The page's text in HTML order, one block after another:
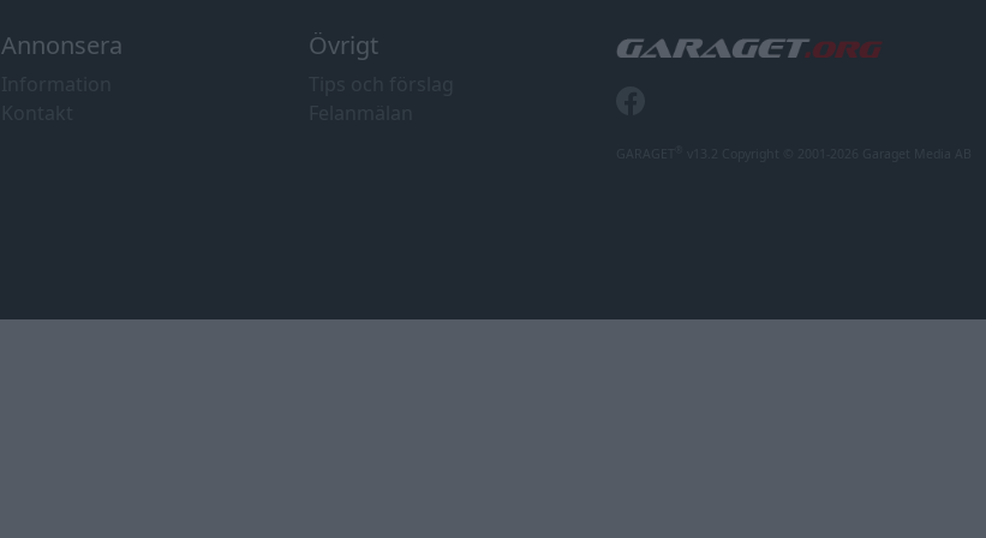
Annonsera Övrigt